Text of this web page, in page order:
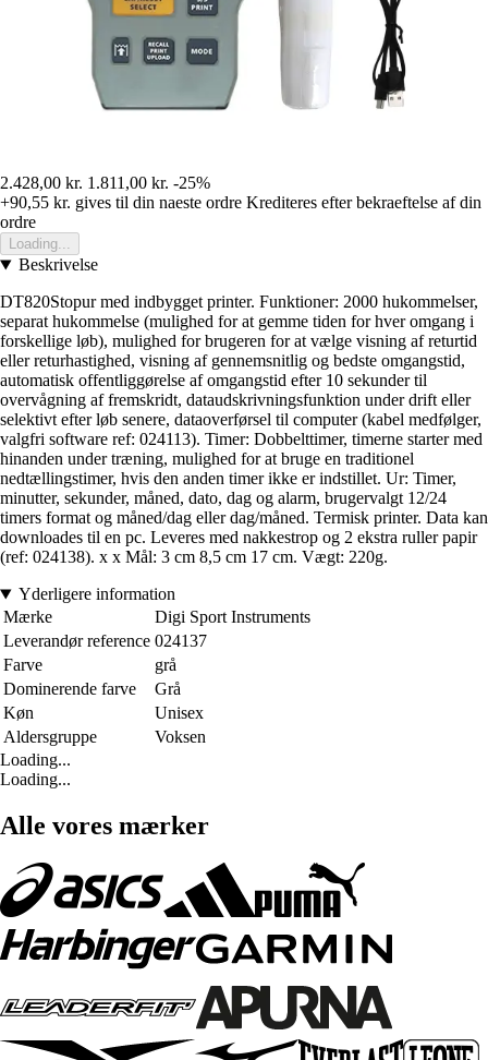
2.428,00 kr. 1.811,00 kr. -25%
+90,55 kr. gives til din naeste ordre Krediteres efter bekraeftelse af din
ordre
Loading...
Beskrivelse
DT820Stopur med indbygget printer. Funktioner: 2000 hukommelser,
separat hukommelse (mulighed for at gemme tiden for hver omgang i
forskellige løb), mulighed for brugeren for at vælge visning af returtid
eller returhastighed, visning af gennemsnitlig og bedste omgangstid,
automatisk offentliggørelse af omgangstid efter 10 sekunder til
overvågning af fremskridt, dataudskrivningsfunktion under drift eller
selektivt efter løb senere, dataoverførsel til computer (kabel medfølger,
valgfri software ref: 024113). Timer: Dobbelttimer, timerne starter med
hinanden under træning, mulighed for at bruge en traditionel
nedtællingstimer, hvis den anden timer ikke er indstillet. Ur: Timer,
minutter, sekunder, måned, dato, dag og alarm, brugervalgt 12/24
timers format og måned/dag eller dag/måned. Termisk printer. Data kan
downloades til en pc. Leveres med nakkestrop og 2 ekstra ruller papir
(ref: 024138). x x Mål: 3 cm 8,5 cm 17 cm. Vægt: 220g.
Yderligere information
Mærke
Digi Sport Instruments
Leverandør reference 024137
Farve
grå
Dominerende farve
Grå
Køn
Unisex
Aldersgruppe
Voksen
Loading...
Loading...
Alle vores mærker